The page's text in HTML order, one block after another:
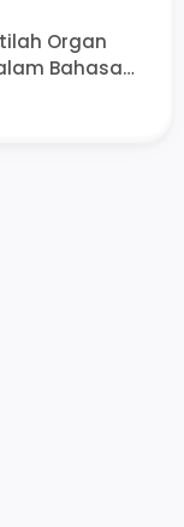
Organ
Bahasa